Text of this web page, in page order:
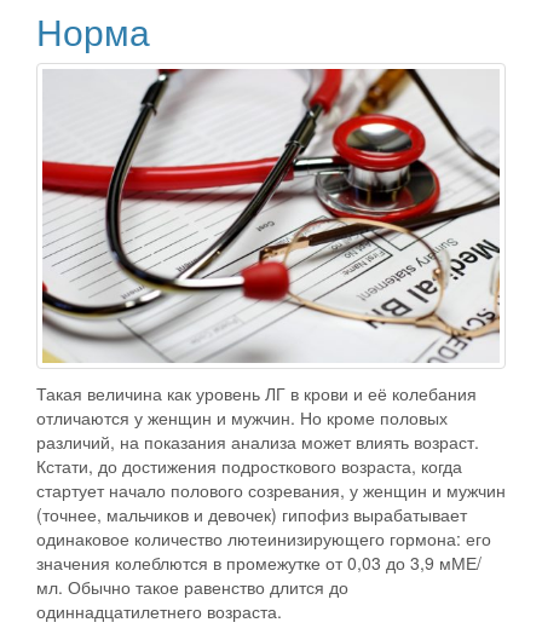
Норма
Такая величина как уровень ЛГ в крови и её колебания
отличаются у женщин и мужчин. Но кроме половых
различий, на показания анализа может влиять возраст.
Кстати, до достижения подросткового возраста, когда
стартует начало полового созревания, у женщин и мужчин
(точнее, мальчиков и девочек) гипофиз вырабатывает
одинаковое количество лютеинизирующего гормона: его
значения колеблются в промежутке от 0,03 до 3,9 мМЕ/
мл. Обычно такое равенство длится до
одиннадцатилетнего возраста.